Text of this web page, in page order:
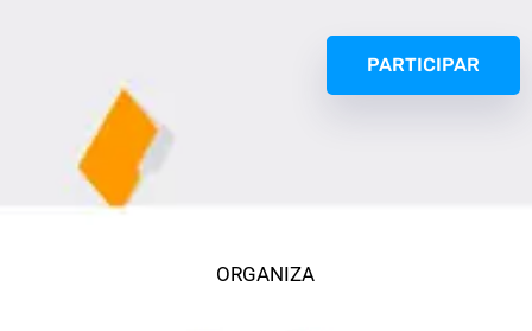
PARTICIPAR
ORGANIZA